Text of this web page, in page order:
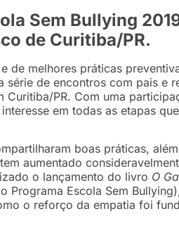
Sem Bullying
de Curitiba/PR.
de melhores práticas
série de encontros com pais e
Curitiba/PR. Com uma
em todas as etapas
boas práticas,
aumentado
o lançamento do livro O
Programa Escola Sem
o reforço da empatia foi